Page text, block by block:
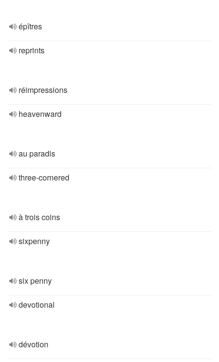
épîtres
reprints
réimpressions
heavenward
au paradis
three-cornered
à trois coins
sixpenny
six penny
devotional
dévotion